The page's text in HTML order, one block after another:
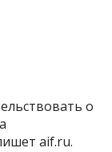
о
aif.ru.